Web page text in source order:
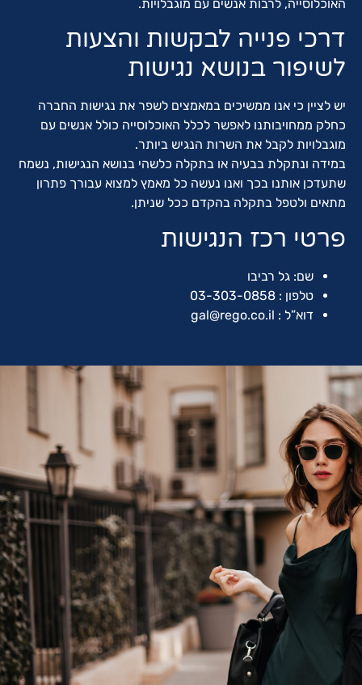
האוכלוסייה, לרבות אנשים עם מוגבלויות.
דרכי פנייה לבקשות והצעות
לשיפור בנושא נגישות
יש לציין כי אנו ממשיכים במאמצים לשפר את נגישות החברה
כחלק ממחויבותנו לאפשר לכלל האוכלוסייה כולל אנשים עם
מוגבלויות לקבל את השרות הנגיש ביותר.
במידה ונתקלת בבעיה או בתקלה כלשהי בנושא הנגישות, נשמח
שתעדכן אותנו בכך ואנו נעשה כל מאמץ למצוא עבורך פתרון
מתאים ולטפל בתקלה בהקדם ככל שניתן.
פרטי רכז הנגישות
שם: גל רביבו
טלפון : 03-303-0858
דוא”ל : gal@rego.co.il